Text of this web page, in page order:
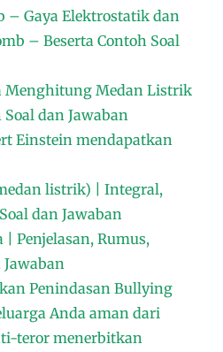
– Gaya Elektrostatik dan
– Beserta Contoh Soal
Menghitung Medan Listrik
dan Jawaban
Einstein mendapatkan
listrik) | Integral,
dan Jawaban
Penjelasan, Rumus,
Penindasan Bullying
Anda aman dari
teror menerbitkan